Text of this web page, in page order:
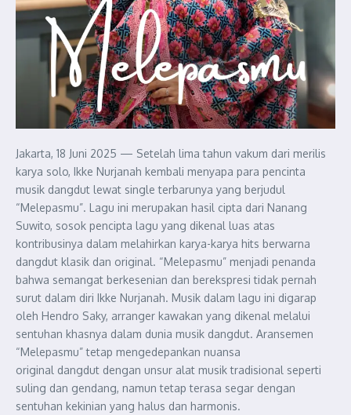
Jakarta, 18 Juni 2025 — Setelah lima tahun vakum dari merilis
karya solo, Ikke Nurjanah kembali menyapa para pencinta
musik dangdut lewat single terbarunya yang berjudul
“Melepasmu”. Lagu ini merupakan hasil cipta dari Nanang
Suwito, sosok pencipta lagu yang dikenal luas atas
kontribusinya dalam melahirkan karya-karya hits berwarna
dangdut klasik dan original. “Melepasmu” menjadi penanda
bahwa semangat berkesenian dan berekspresi tidak pernah
surut dalam diri Ikke Nurjanah. Musik dalam lagu ini digarap
oleh Hendro Saky, arranger kawakan yang dikenal melalui
sentuhan khasnya dalam dunia musik dangdut. Aransemen
“Melepasmu” tetap mengedepankan nuansa
original dangdut dengan unsur alat musik tradisional seperti
suling dan gendang, namun tetap terasa segar dengan
sentuhan kekinian yang halus dan harmonis.